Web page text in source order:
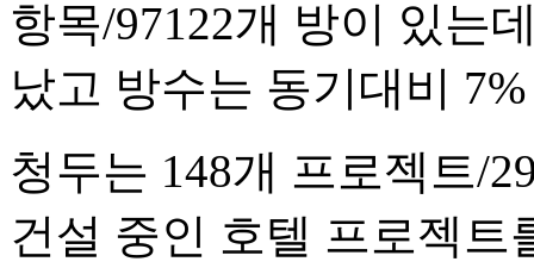
항목/97122개 방이 있는
났고 방수는 동기대비
청두는 148개 프로젝트/
건설 중인 호텔 프로젝트